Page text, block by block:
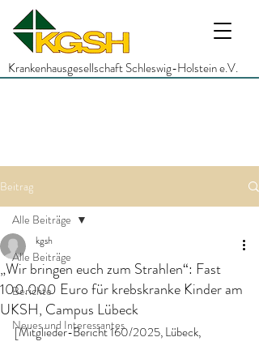
Krankenhausgesellschaft Schleswig-Holstein e.V.
Beitrag
Alle Beiträge
Berichte
Neues und Interessantes
Alle Beiträge
„Wir bringen euch zum Strahlen“: Fast
100.000 Euro für krebskranke Kinder am
UKSH, Campus Lübeck
kgsh
[Mitglieder-Bericht 160/2025, Lübeck,